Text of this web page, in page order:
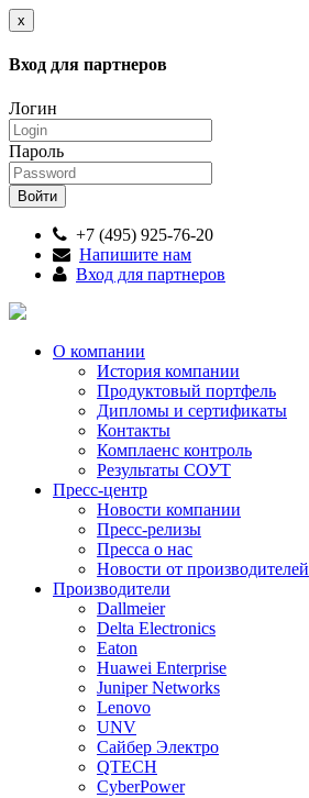
x
Вход для партнеров
Логин
Пароль
+7 (495) 925-76-20
Напишите нам
Вход для партнеров
О компании
История компании
Продуктовый портфель
Дипломы и сертификаты
Контакты
Комплаенс контроль
Результаты СОУТ
Пресс-центр
Новости компании
Пресс-релизы
Пресса о нас
Новости от производителей
Производители
Dallmeier
Delta Electronics
Eaton
Huawei Enterprise
Juniper Networks
Lenovo
UNV
Сайбер Электро
QTECH
CyberPower